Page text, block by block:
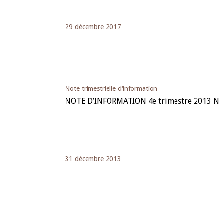
29 décembre 2017
Note trimestrielle d‘information
NOTE D’INFORMATION 4e trimestre 2013
31 décembre 2013